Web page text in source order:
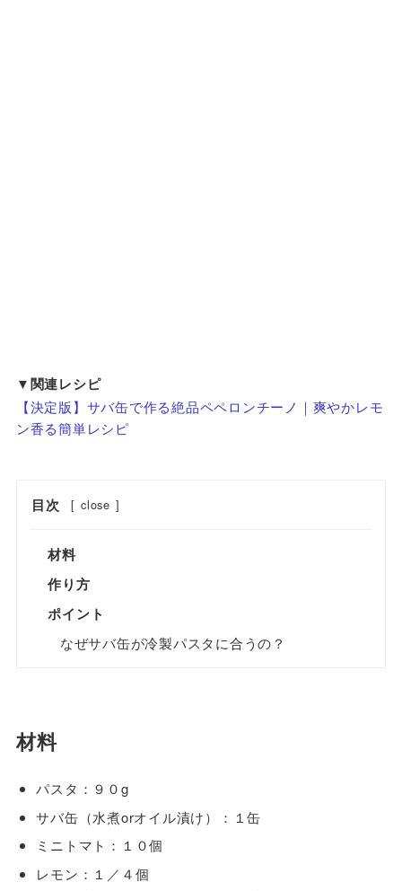
▼関連レシピ
【決定版】サバ缶で作る絶品ペペロンチーノ｜爽やかレモ
ン香る簡単レシピ
目次 [ close ]
材料
作り方
ポイント
なぜサバ缶が冷製パスタに合うの？
材料
パスタ：９０g
サバ缶（水煮orオイル漬け）：１缶
ミニトマト：１０個
レモン：１／４個